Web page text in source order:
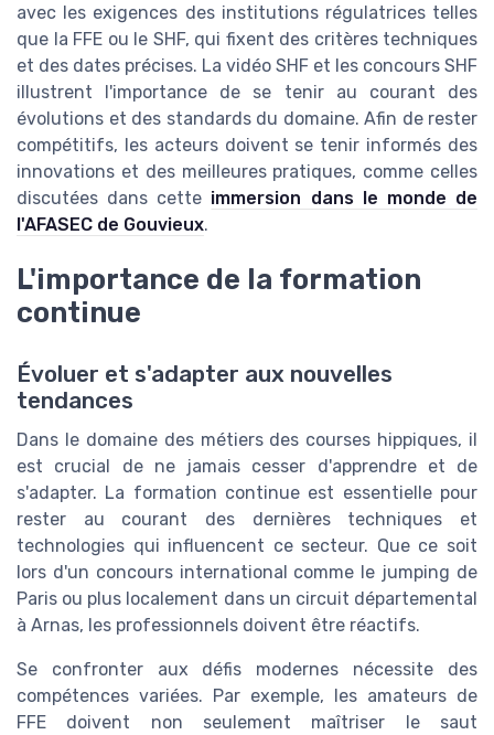
avec les exigences des institutions régulatrices telles
que la FFE ou le SHF, qui fixent des critères techniques
et des dates précises. La vidéo SHF et les concours SHF
illustrent l'importance de se tenir au courant des
évolutions et des standards du domaine. Afin de rester
compétitifs, les acteurs doivent se tenir informés des
innovations et des meilleures pratiques, comme celles
discutées dans cette immersion dans le monde de
l'AFASEC de Gouvieux.
L'importance de la formation
continue
Évoluer et s'adapter aux nouvelles
tendances
Dans le domaine des métiers des courses hippiques, il
est crucial de ne jamais cesser d'apprendre et de
s'adapter. La formation continue est essentielle pour
rester au courant des dernières techniques et
technologies qui influencent ce secteur. Que ce soit
lors d'un concours international comme le jumping de
Paris ou plus localement dans un circuit départemental
à Arnas, les professionnels doivent être réactifs.
Se confronter aux défis modernes nécessite des
compétences variées. Par exemple, les amateurs de
FFE doivent non seulement maîtriser le saut